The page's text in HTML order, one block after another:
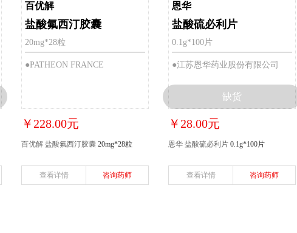
百优解
盐酸氟西汀胶囊
20mg*28粒
●PATHEON FRANCE
￥228.00元
百优解 盐酸氟西汀胶囊 20mg*28粒
查看详情 咨询药师
恩华
盐酸硫必利片
0.1g*100片
●江苏恩华药业股份有限公司
￥28.00元
恩华 盐酸硫必利片 0.1g*100片
缺货
查看详情 咨询药师